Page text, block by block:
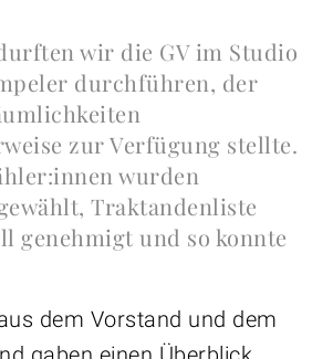
wir die GV im Studio
durchführen, der
zur Verfügung stellte.
wurden
Traktandenliste
genehmigt und so konnte
dem Vorstand und dem